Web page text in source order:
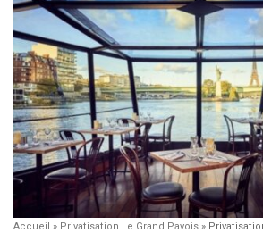
Accueil » Privatisation Le Grand Pavois »